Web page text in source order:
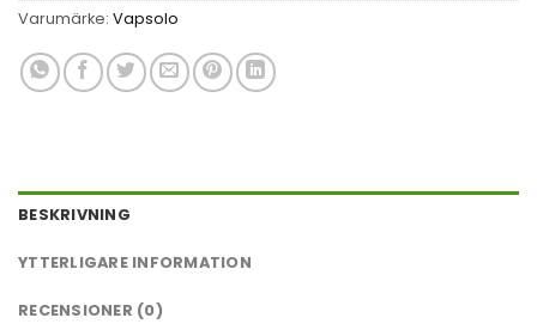
Varumärke: Vapsolo
BESKRIVNING
YTTERLIGARE INFORMATION
RECENSIONER (0)